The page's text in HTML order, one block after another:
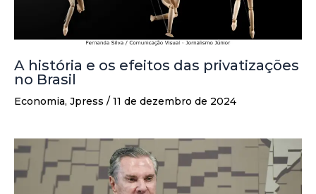
A história e os efeitos das privatizações
no Brasil
Economia, Jpress / 11 de dezembro de 2024